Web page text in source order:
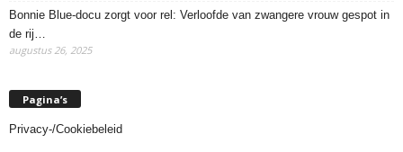
Bonnie Blue-docu zorgt voor rel: Verloofde van zwangere vrouw gespot in
de rij…
augustus 26, 2025
Pagina’s
Privacy-/Cookiebeleid